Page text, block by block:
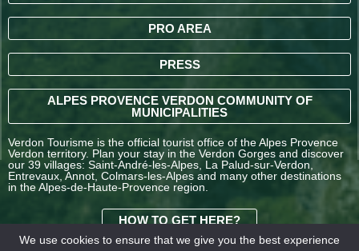
PRO AREA
PRESS
ALPES PROVENCE VERDON COMMUNITY OF
MUNICIPALITIES
Verdon Tourisme is the official tourist office of the Alpes Provence
Verdon territory. Plan your stay in the Verdon Gorges and discover
our 39 villages: Saint-André-les-Alpes, La Palud-sur-Verdon,
Entrevaux, Annot, Colmars-les-Alpes and many other destinations
in the Alpes-de-Haute-Provence region.
HOW TO GET HERE?
We use cookies to ensure that we give you the best experience